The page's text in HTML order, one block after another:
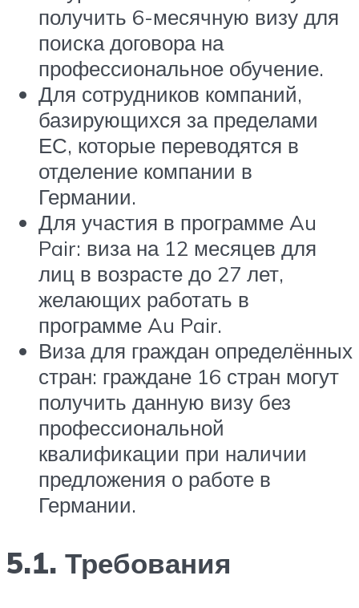
получить 6-месячную визу для
поиска договора на
профессиональное обучение.
Для сотрудников компаний,
базирующихся за пределами
ЕС, которые переводятся в
отделение компании в
Германии.
Для участия в программе Au
Pair: виза на 12 месяцев для
лиц в возрасте до 27 лет,
желающих работать в
программе Au Pair.
Виза для граждан определённых
стран: граждане 16 стран могут
получить данную визу без
профессиональной
квалификации при наличии
предложения о работе в
Германии.
5.1. Требования